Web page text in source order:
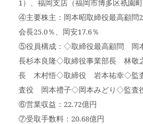
1）、福岡支店（福岡市博多区祇園町
④主要株主：岡本昭取締役最高顧問
会長25.0％、岡安17.6％
⑤役員構成：◇取締役最高顧問 岡
長杉本良隆◇取締役事業部長 林敬
長 木村悟◇取締役 岩本祐幸◇監
査役 岡本禮子◇岡本みどり◇監査
⑥営業収益：22.72億円
⑦受取手数料：20.68億円